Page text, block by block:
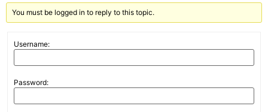
You must be logged in to reply to this topic.
Username:
Password: